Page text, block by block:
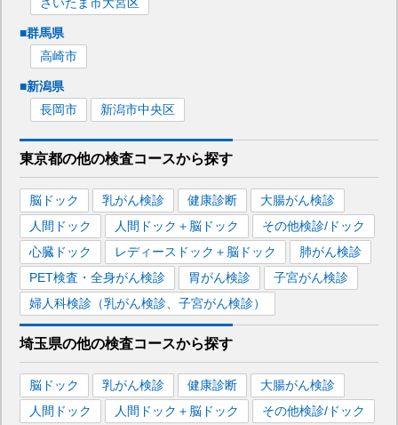
■群馬県
高崎市
■新潟県
長岡市
新潟市中央区
東京都の他の検査コースから探す
脳ドック 乳がん検診 健康診断
大腸がん検診
人間ドック
人間ドック＋脳ドック
その他検診/ドック
心臓ドック
レディースドック＋脳ドック
肺がん検診
PET検査・全身がん検診
胃がん検診
子宮がん検診
婦人科検診（乳がん検診、子宮がん検診）
埼玉県の他の検査コースから探す
脳ドック 乳がん検診 健康診断
大腸がん検診
人間ドック
人間ドック＋脳ドック
その他検診/ドック